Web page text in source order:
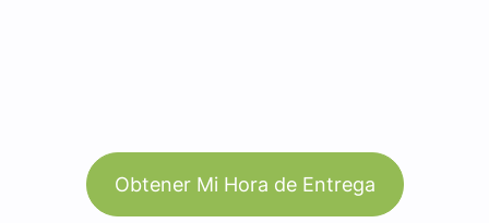
Obtener Mi Hora de Entrega